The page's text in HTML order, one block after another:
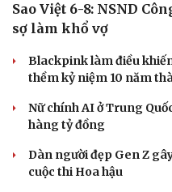
Sao Việt 6-8: NSND
sợ làm khổ vợ
Blackpink làm điều
thềm kỷ niệm 10 năm
Nữ chính AI ở Trung
hàng tỷ đồng
Dàn người đẹp Gen Z
cuộc thi Hoa hậu